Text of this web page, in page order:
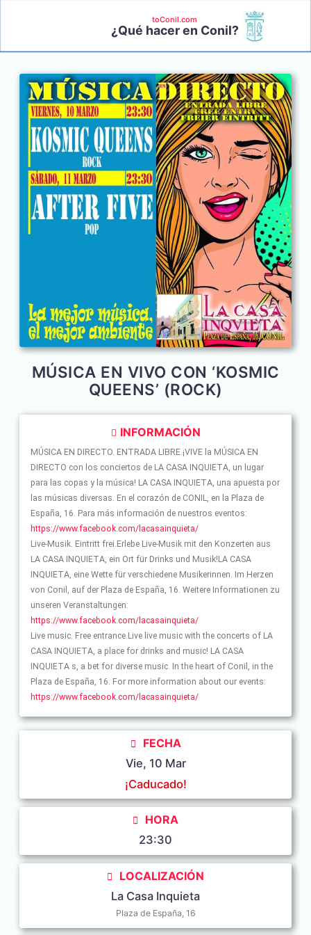
toConil.com
¿Qué hacer en Conil?
MÚSICA EN VIVO CON ‘KOSMIC
QUEENS’ (ROCK)
INFORMACIÓN
MÚSICA EN DIRECTO. ENTRADA LIBRE.¡VIVE la MÚSICA EN
DIRECTO con los conciertos de LA CASA INQUIETA, un lugar
para las copas y la música! LA CASA INQUIETA, una apuesta por
las músicas diversas. En el corazón de CONIL, en la Plaza de
España, 16. Para más información de nuestros eventos:
https://www.facebook.com/lacasainquieta/
Live-Musik. Eintritt frei.Erlebe Live-Musik mit den Konzerten aus
LA CASA INQUIETA, ein Ort für Drinks und Musik!LA CASA
INQUIETA, eine Wette für verschiedene Musikerinnen. Im Herzen
von Conil, auf der Plaza de España, 16. Weitere Informationen zu
unseren Veranstaltungen:
https://www.facebook.com/lacasainquieta/
Live music. Free entrance.Live live music with the concerts of LA
CASA INQUIETA, a place for drinks and music! LA CASA
INQUIETA s, a bet for diverse music. In the heart of Conil, in the
Plaza de España, 16. For more information about our events:
https://www.facebook.com/lacasainquieta/
FECHA
Vie, 10 Mar
¡Caducado!
HORA
23:30
LOCALIZACIÓN
La Casa Inquieta
Plaza de España, 16